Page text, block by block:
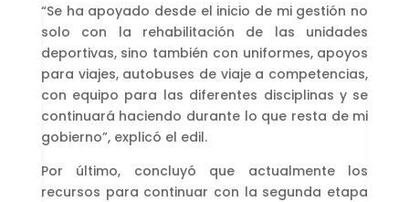
“Se ha apoyado desde el inicio de mi gestión no
solo con la rehabilitación de las unidades
deportivas, sino también con uniformes, apoyos
para viajes, autobuses de viaje a competencias,
con equipo para las diferentes disciplinas y se
continuará haciendo durante lo que resta de mi
gobierno”, explicó el edil.
Por último, concluyó que actualmente los
recursos para continuar con la segunda etapa